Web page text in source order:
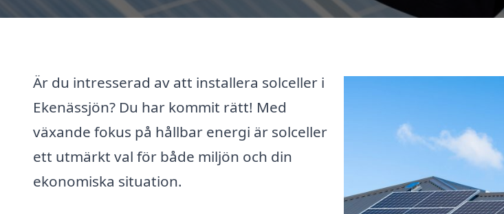
Är du intresserad av att installera solceller i
Ekenässjön? Du har kommit rätt! Med
växande fokus på hållbar energi är solceller
ett utmärkt val för både miljön och din
ekonomiska situation.